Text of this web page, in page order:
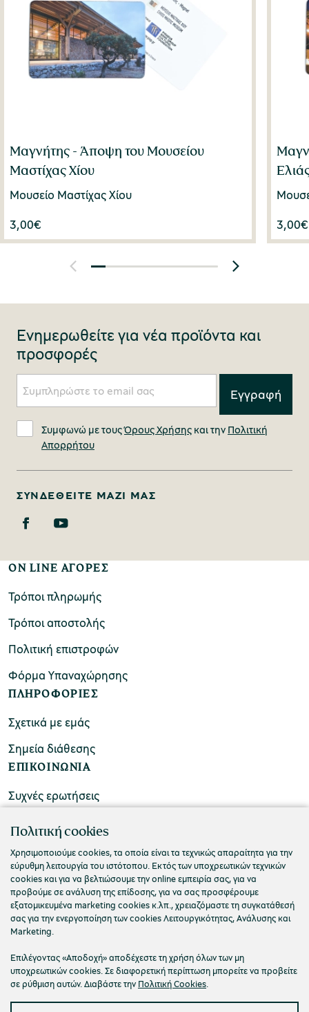
Μαγνήτης - Άποψη του Μουσείου
Μαστίχας Χίου
Μουσείο Μαστίχας Χίου
3,00€ 3,00€
Ενημερωθείτε για νέα προϊόντα και
προσφορές
Συμφωνώ με τουςΌρους Χρήσης και την Πολιτική
Απορρήτου
ΣΥΝΔΕΘΕΊΤΕ ΜΑΖΊ ΜΑΣ
ON LINE ΑΓΟΡΕΣ
Τρόποι πληρωμής
Τρόποι αποστολής
Πολιτική επιστροφών
Φόρμα Υπαναχώρησης
ΠΛΗΡΟΦΟΡΙΕΣ
Σχετικά με εμάς
Σημεία διάθεσης
ΕΠΙΚΟΙΝΩΝΙΑ
Συχνές ερωτήσεις
Επικοινωνήστε μαζί μας
Πολιτική Απορρήτου Όροι Χρήσης Cookies
Πολιτική cookies
Χρησιμοποιούμε cookies, τα οποία είναι τα τεχνικώς απαραίτητα για την
εύρυθμη λειτουργία του ιστότοπου. Εκτός των υποχρεωτικών τεχνικών
cookies και για να βελτιώσουμε την online εμπειρία σας, για να
προβούμε σε ανάλυση της επίδοσης, για να σας προσφέρουμε
εξατομικευμένα marketing cookies κ.λπ., χρειαζόμαστε τη συγκατάθεσή
σας για την ενεργοποίηση των cookies Λειτουργικότητας, Ανάλυσης και
Marketing.
Επιλέγοντας «Αποδοχή» αποδέχεστε τη χρήση όλων των μη
υποχρεωτικών cookies. Σε διαφορετική περίπτωση μπορείτε να προβείτε
σε ρύθμιση αυτών. Διαβάστε την Πολιτική Cookies.